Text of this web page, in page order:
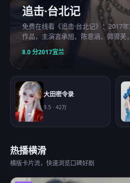
追击·台北记
免费在线看《追击·台北记》：2017
作品，主演言承旭、陈意涵、郭雪芙
线观看免费高清的电视剧。
8.0分2017宜兰
大田密令录
9.5 · 42万
热播横滑
横版卡片流，快速浏览口碑好剧